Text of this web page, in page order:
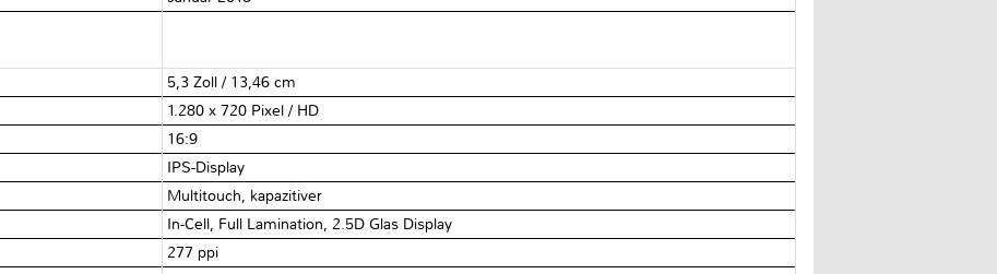
5,3 Zoll / 13,46 cm
1.280 x 720 Pixel / HD
16:9
IPS-Display
Multitouch, kapazitiver
In-Cell, Full Lamination, 2.5D Glas Display
277 ppi